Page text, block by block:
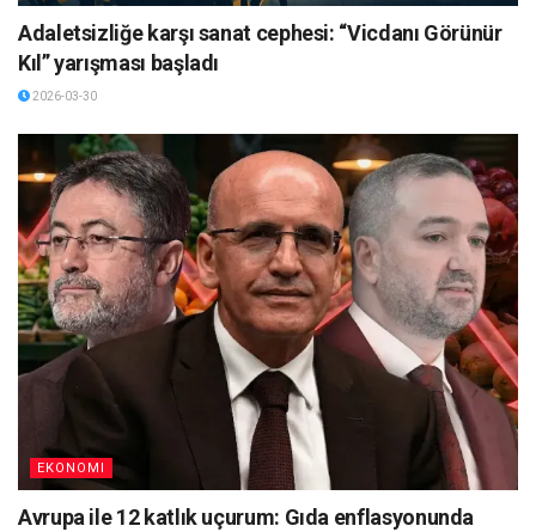
Adaletsizliğe karşı sanat cephesi: “Vicdanı Görünür
Kıl” yarışması başladı
2026-03-30
EKONOMI
Avrupa ile 12 katlık uçurum: Gıda enflasyonunda